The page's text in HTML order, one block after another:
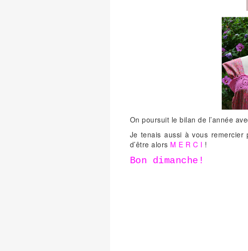
On poursuit le bilan de l’année
Je tenais aussi à vous remercier
d’être alors M E R C I !
Bon dimanche!